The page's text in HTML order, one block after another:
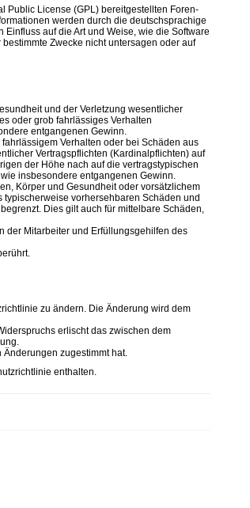
Public License (GPL) bereitgestellten Foren-
werden durch die deutschsprachige
auf die Art und Weise, wie die Software
Zwecke nicht untersagen oder auf
und der Verletzung wesentlicher
oder grob fahrlässiges Verhalten
entgangenen Gewinn.
Verhalten oder bei Schäden aus
Vertragspflichten (Kardinalpflichten) auf
der Höhe nach auf die vertragstypischen
insbesondere entgangenen Gewinn.
Körper und Gesundheit oder vorsätzlichem
vorhersehbaren Schäden und
Dies gilt auch für mittelbare Schäden,
der Mitarbeiter und Erfüllungsgehilfen des
zu ändern. Die Änderung wird dem
erlischt das zwischen dem
zugestimmt hat.
enthalten.